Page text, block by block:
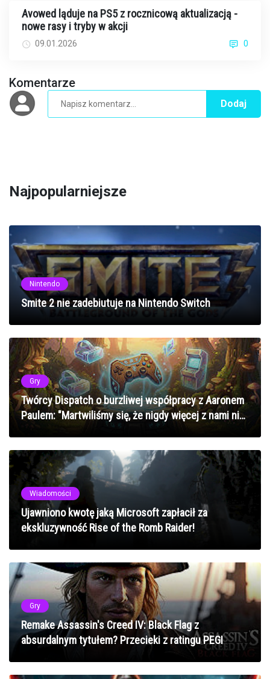
Avowed ląduje na PS5 z rocznicową aktualizacją -
nowe rasy i tryby w akcji
09.01.2026 0
Komentarze
Dodaj
Najpopularniejsze
Nintendo
Smite 2 nie zadebiutuje na Nintendo Switch
Gry
Twórcy Dispatch o burzliwej współpracy z Aaronem
Paulem: "Martwiliśmy się, że nigdy więcej z nami nie
porozmawia"
Wiadomości
Ujawniono kwotę jaką Microsoft zapłacił za
ekskluzywność Rise of the Romb Raider!
Gry
Remake Assassin's Creed IV: Black Flag z
absurdalnym tytułem? Przecieki z ratingu PEGI